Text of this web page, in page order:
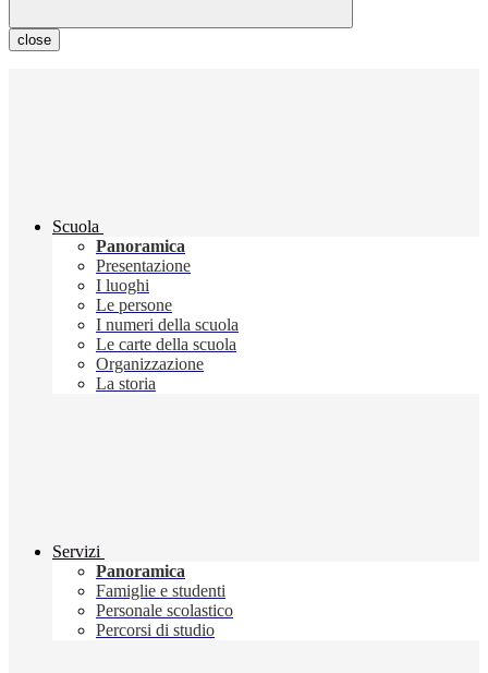
close
Scuola
Panoramica
Presentazione
I luoghi
Le persone
I numeri della scuola
Le carte della scuola
Organizzazione
La storia
Servizi
Panoramica
Famiglie e studenti
Personale scolastico
Percorsi di studio